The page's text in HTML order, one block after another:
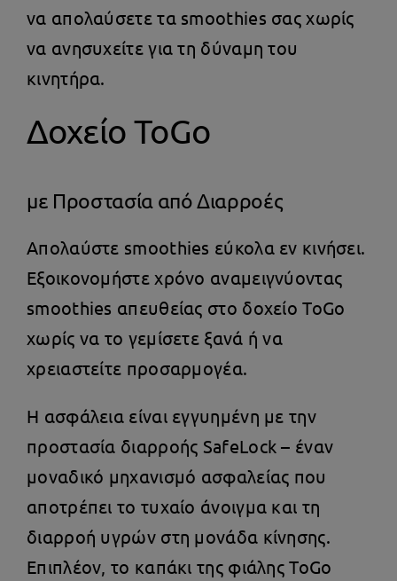
να απολαύσετε τα smoothies σας χωρίς
να ανησυχείτε για τη δύναμη του
κινητήρα.
Δοχείο ToGo
με Προστασία από Διαρροές
Απολαύστε smoothies εύκολα εν κινήσει.
Εξοικονομήστε χρόνο αναμειγνύοντας
smoothies απευθείας στο δοχείο ToGo
χωρίς να το γεμίσετε ξανά ή να
χρειαστείτε προσαρμογέα.
Η ασφάλεια είναι εγγυημένη με την
προστασία διαρροής SafeLock – έναν
μοναδικό μηχανισμό ασφαλείας που
αποτρέπει το τυχαίο άνοιγμα και τη
διαρροή υγρών στη μονάδα κίνησης.
Επιπλέον, το καπάκι της φιάλης ToGo